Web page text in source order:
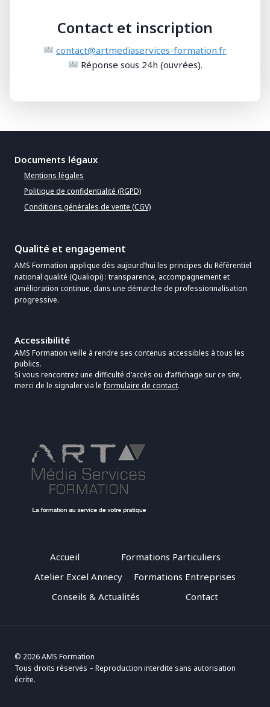
Contact et inscription
contact@artmediaservices-formation.fr
Réponse sous 24h (ouvrées).
Documents légaux
Mentions légales
Politique de confidentialité (RGPD)
Conditions générales de vente (CGV)
Qualité et engagement
AMS Formation applique dès aujourd’hui les principes du Référentiel
national qualité (Qualiopi) : transparence, accompagnement et
amélioration continue, dans une démarche de professionnalisation
progressive.
Accessibilité
AMS Formation veille à rendre ses contenus accessibles à tous les
publics.
Si vous rencontrez une difficulté d’accès ou d’affichage sur ce site,
merci de le signaler via leformulaire de contact.
Accueil
Formations Particuliers
Atelier Excel Annecy
Formations Entreprises
Conseils & Actualités
Contact
© 2026 AMS Formation
Tous droits réservés – Reproduction interdite sans autorisation
écrite.